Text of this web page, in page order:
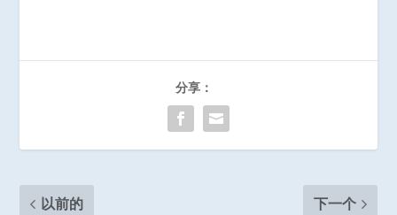
分享：
以前的 下一个